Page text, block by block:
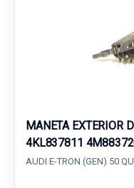
MANETA EXTERIOR
4KL837811
AUDI E-TRON (GEN) 50